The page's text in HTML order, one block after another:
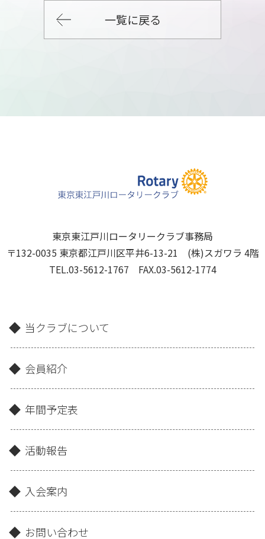
一覧に戻る
東京東江戸川ロータリークラブ事務局
〒132-0035 東京都江戸川区平井6-13-21 (株)スガワラ 4階
TEL.03-5612-1767 FAX.03-5612-1774
当クラブについて
会員紹介
年間予定表
活動報告
入会案内
お問い合わせ